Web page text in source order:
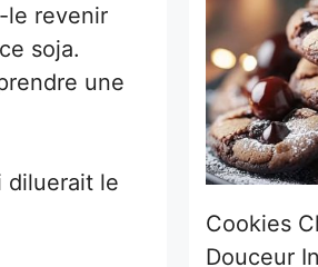
le revenir
soja.
une
diluerait le
Cookies
Douceur